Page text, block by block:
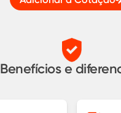
Benefícios e